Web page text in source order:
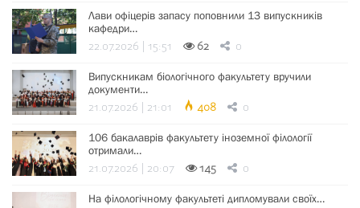
Лави офіцерів запасу поповнили 13 випускників
кафедри…
22.07.2026 | 15:51 62 0
Випускникам біологічного факультету вручили
документи…
21.07.2026 | 21:01 408 0
106 бакалаврів факультету іноземної філології
отримали…
21.07.2026 | 20:07 145 0
На філологічному факультеті дипломували своїх…